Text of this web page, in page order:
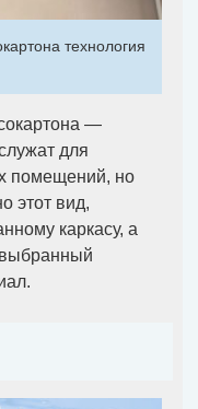
технология
—
для
помещений, но
этот вид,
каркасу, а
выбранный